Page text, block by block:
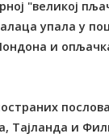
"великој
упала у
и
Тајланда и